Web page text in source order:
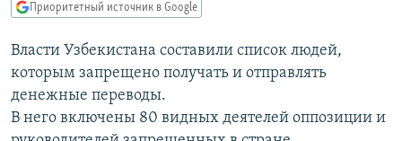
Вернутся
поиску
КАВКАЗ.РЕАЛИИ
СЕВЕР.РЕАЛИИ
СИБИРЬ.РЕАЛИИ
РАСПИСАНИЕ ВЕЩАНИЯ
Приоритетный источник в Google
Власти Узбекистана составили список людей,
которым запрещено получать и отправлять
денежные переводы.
В него включены 80 видных деятелей оппозиции и